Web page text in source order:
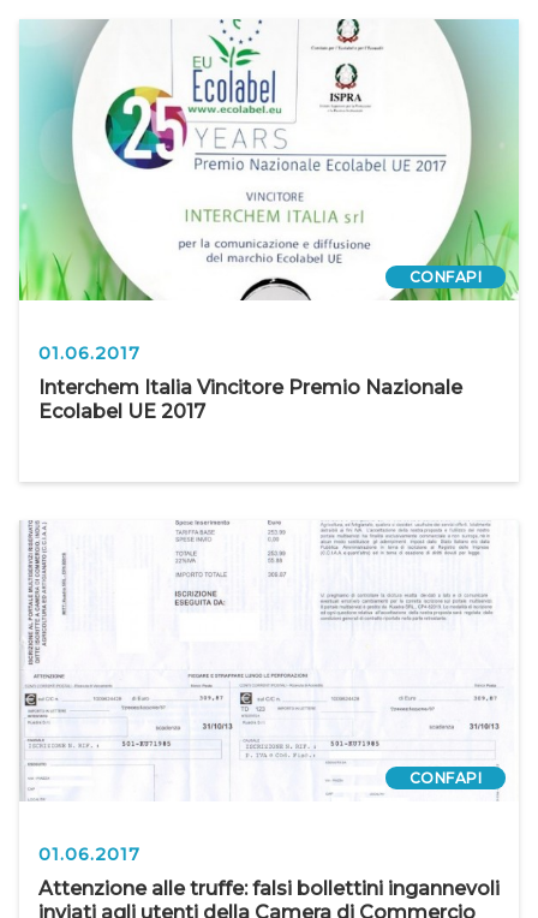
CONFAPI
01.06.2017
Interchem Italia Vincitore Premio Nazionale
Ecolabel UE 2017
CONFAPI
01.06.2017
Attenzione alle truffe: falsi bollettini ingannevoli
inviati agli utenti della Camera di Commercio